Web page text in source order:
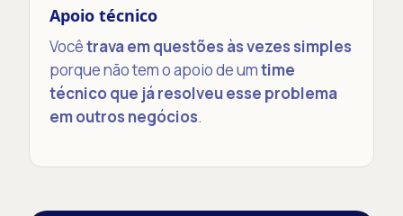
Apoio técnico
Vocêtrava em questões às vezes simples
porque não tem o apoio de umtime
técnico que já resolveu esse problema
em outros negócios.